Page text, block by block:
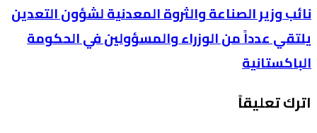
نائب وزير الصناعة والثروة المعدنية لشؤون التعدين
يلتقي عدداً من الوزراء والمسؤولين في الحكومة
الباكستانية
اترك تعليقاً